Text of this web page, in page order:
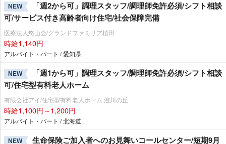
NEW
「週2から可」調理スタッフ/調理師免許必須/シフト相談
可/サービス付き高齢者向け住宅/社会保障完備
医療法人悠山会/グランドファミリア植田
時給1,140円
アルバイト・パート / 愛知県
NEW
「週1から可」調理スタッフ/調理師免許必須/シフト相談
可/住宅型有料老人ホーム
有限会社アイ/住宅型有料老人ホーム 澄川の丘
時給1,100円～1,200円
アルバイト・パート / 北海道
NEW
生命保険ご加入者へのお見舞いコールセンター/短期9月